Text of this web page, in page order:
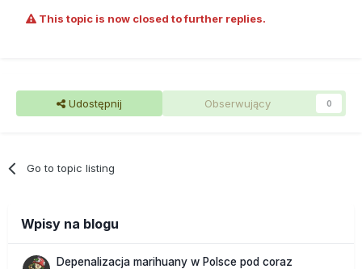
This topic is now closed to further replies.
Udostępnij Obserwujący 0
Go to topic listing
Wpisy na blogu
Depenalizacja marihuany w Polsce pod coraz